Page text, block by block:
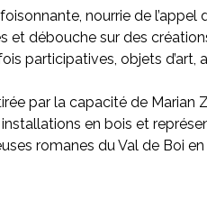
nourrie de
et débouche sur des
participatives, objets d’art,
par la capacité de
en bois et
romanes du Val de Boi